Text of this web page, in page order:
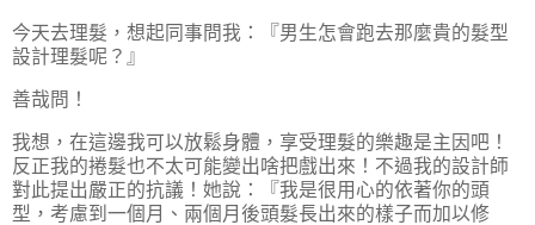
今天去理髮，想起同事問我：『男生怎會跑去那麼貴的髮型
設計理髮呢？』
善哉問！
我想，在這邊我可以放鬆身體，享受理髮的樂趣是主因吧！
反正我的捲髮也不太可能變出啥把戲出來！不過我的設計師
對此提出嚴正的抗議！她說：『我是很用心的依著你的頭
型，考慮到一個月、兩個月後頭髮長出來的樣子而加以修